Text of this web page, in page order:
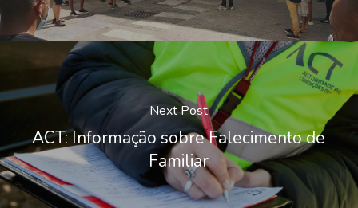
Next Post
ACT: Informação sobre Falecimento de
Familiar